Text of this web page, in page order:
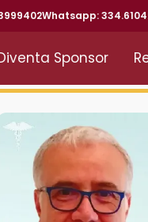
Whatsapp:
Sponsor